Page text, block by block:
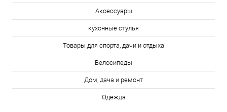
Аксессуары
кухонные стулья
Товары для спорта, дачи и отдыха
Велосипеды
Дом, дача и ремонт
Одежда